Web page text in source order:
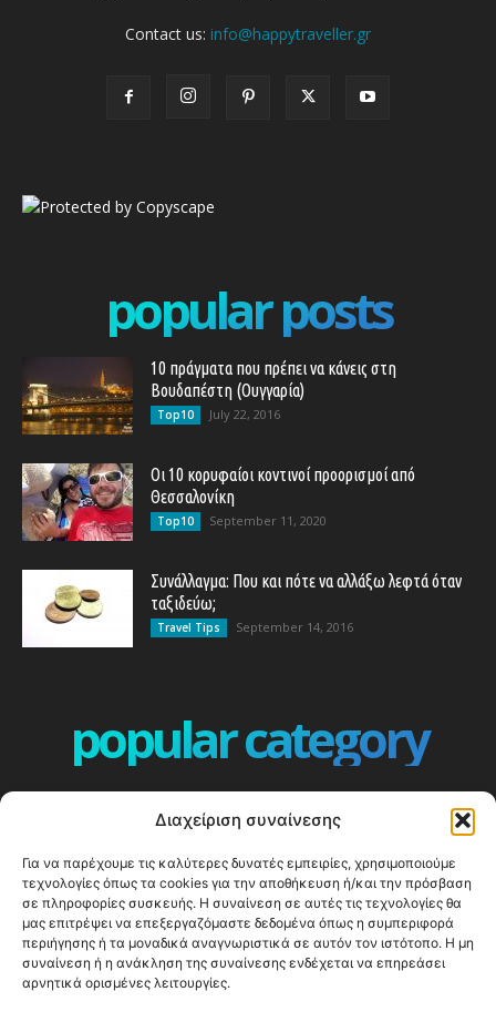
Διαχείριση συναίνεσης
Για να παρέχουμε τις καλύτερες δυνατές εμπειρίες, χρησιμοποιούμε
τεχνολογίες όπως τα cookies για την αποθήκευση ή/και την πρόσβαση
σε πληροφορίες συσκευής. Η συναίνεση σε αυτές τις τεχνολογίες θα
μας επιτρέψει να επεξεργαζόμαστε δεδομένα όπως η συμπεριφορά
περιήγησης ή τα μοναδικά αναγνωριστικά σε αυτόν τον ιστότοπο. Η μη
συναίνεση ή η ανάκληση της συναίνεσης ενδέχεται να επηρεάσει
αρνητικά ορισμένες λειτουργίες.
Contact us: info@happytraveller.gr
popular posts
10 πράγματα που πρέπει να κάνεις στη
Βουδαπέστη (Ουγγαρία)
Top10 July 22, 2016
Οι 10 κορυφαίοι κοντινοί προορισμοί από
Θεσσαλονίκη
Top10 September 11, 2020
Συνάλλαγμα: Που και πότε να αλλάξω λεφτά όταν
ταξιδεύω;
Travel Tips September 14, 2016
popular category
360
ΕΥΡΩΠΗ
332
ΚΟΣΜΟΣ - WORLD
328
Top10
303
Cool spots